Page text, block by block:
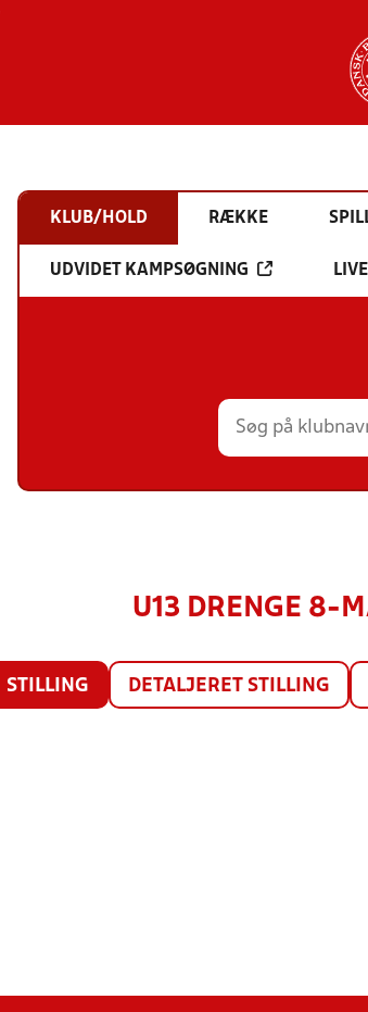
KLUB/HOLD RÆKKE
UDVIDET KAMPSØGNING
U13 DRENGE 8-
STILLING DETALJERET STILLING